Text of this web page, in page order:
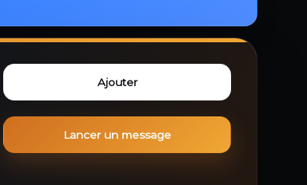
Ajouter
Lancer un message